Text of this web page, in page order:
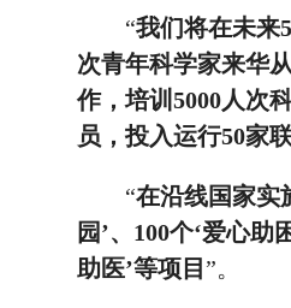
“我们将在未来
次青年科学家来华
作，培训5000人次
员，投入运行50家
“在沿线国家实
园’、100个‘爱心助
助医’等项目 ”。